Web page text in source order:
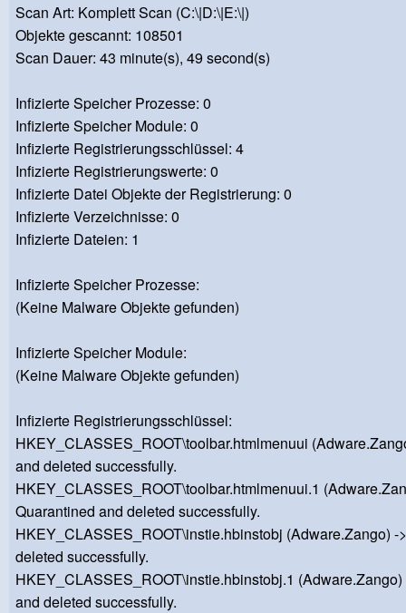
Scan Art: Komplett Scan (C:\|D:\|E:\|)
Objekte gescannt: 108501
Scan Dauer: 43 minute(s), 49 second(s)
Infizierte Speicher Prozesse: 0
Infizierte Speicher Module: 0
Infizierte Registrierungsschlüssel: 4
Infizierte Registrierungswerte: 0
Infizierte Datei Objekte der Registrierung: 0
Infizierte Verzeichnisse: 0
Infizierte Dateien: 1
Infizierte Speicher Prozesse:
(Keine Malware Objekte gefunden)
Infizierte Speicher Module:
(Keine Malware Objekte gefunden)
Infizierte Registrierungsschlüssel:
HKEY_CLASSES_ROOT\toolbar.htmlmenuui
and deleted successfully.
HKEY_CLASSES_ROOT\toolbar.htmlmenuui.1
Quarantined and deleted successfully.
HKEY_CLASSES_ROOT\instie.hbinstobj (Adware.Zango) -
deleted successfully.
HKEY_CLASSES_ROOT\instie.hbinstobj.1
and deleted successfully.